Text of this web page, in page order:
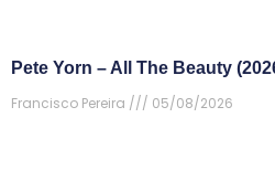
Pete Yorn – All The Beauty
Francisco Pereira
05/08/2026